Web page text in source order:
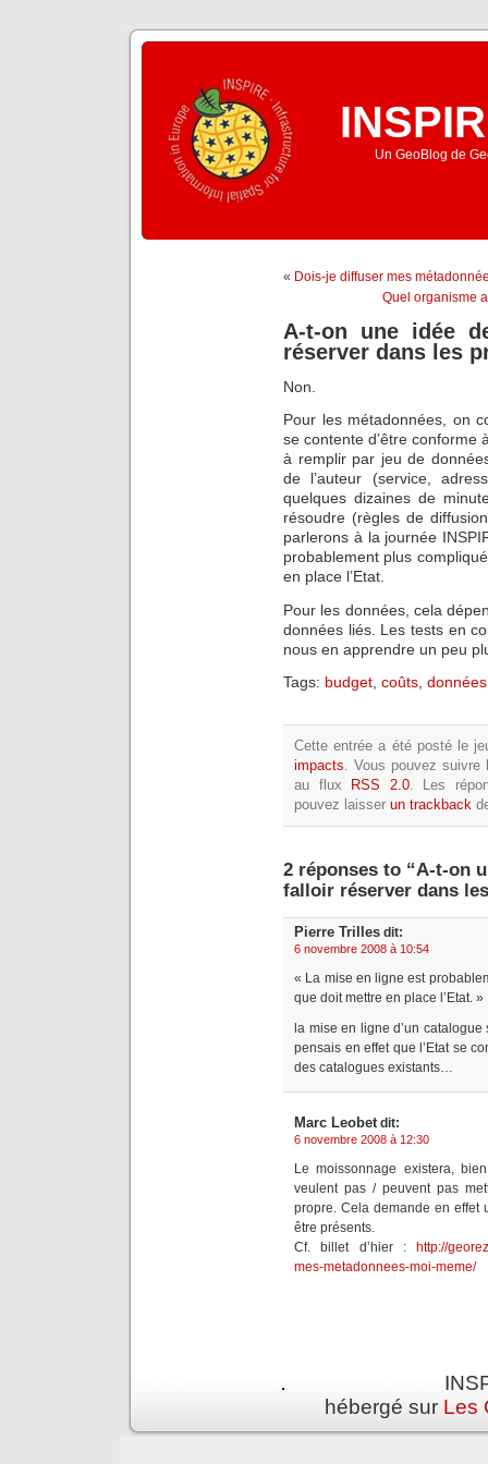
Un GeoBlog de
« Dois-je diffuser mes
Quel organisme
A-t-on une idée
réserver dans les
Non.
Pour les métadonnées, on
se contente d’être conforme
à remplir par jeu de
de l’auteur (service,
quelques dizaines de
résoudre (règles de
parlerons à la journée
probablement plus
en place l’Etat.
Pour les données, cela
données liés. Les tests en
nous en apprendre un peu
Tags: budget, coûts, données
Cette entrée a été posté le
impacts. Vous pouvez suivre
au flux
RSS 2.0. Les
pouvez laisser un trackback
2 réponses to “A-t-on
falloir réserver dans
Pierre Trilles dit:
6 novembre 2008 à 10:54
« La mise en ligne est
que doit mettre en place l’Etat. »
la mise en ligne d’un
pensais en effet que l’Etat se
des catalogues existants…
Marc Leobetdit:
6 novembre 2008 à 12:30
Le moissonnage existera,
veulent pas / peuvent pas
propre. Cela demande en effet
être présents.
Cf. billet d’hier : http://
mes-metadonnees-moi-meme/
hébergé sur Les